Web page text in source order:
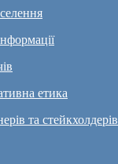
етика
та стейкхолдерів